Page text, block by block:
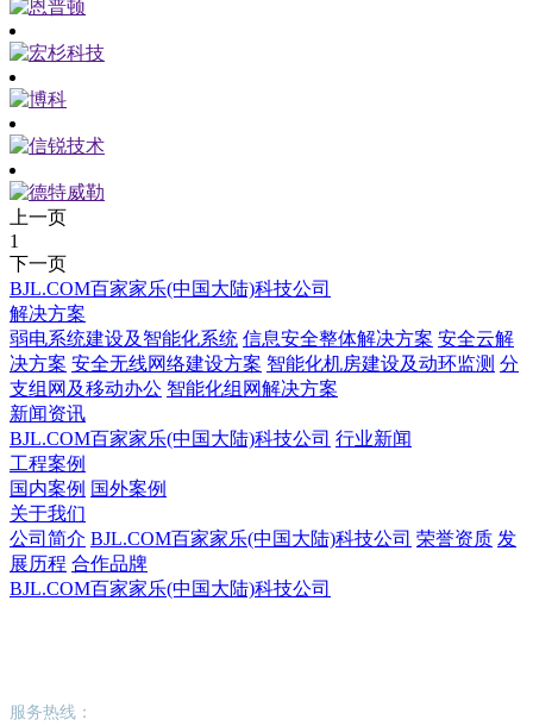
上一页
1
下一页
BJL.COM百家家乐(中国大陆)科技公司
解决方案
弱电系统建设及智能化系统 信息安全整体解决方案 安全云解
决方案 安全无线网络建设方案 智能化机房建设及动环监测 分
支组网及移动办公 智能化组网解决方案
新闻资讯
BJL.COM百家家乐(中国大陆)科技公司 行业新闻
工程案例
国内案例 国外案例
关于我们
公司简介 BJL.COM百家家乐(中国大陆)科技公司 荣誉资质 发
展历程 合作品牌
BJL.COM百家家乐(中国大陆)科技公司
服务热线：